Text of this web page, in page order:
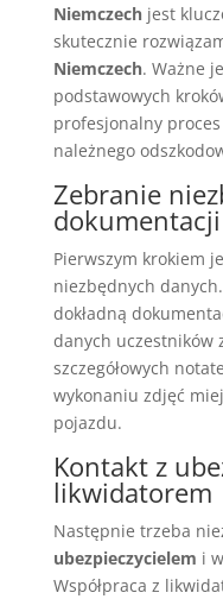
Niemczechjest
skutecznie
Niemczech. Ważne
podstawowych
profesjonalny
należnego
Zebranie
dokumentacji
Pierwszym krokiem
niezbędnych
dokładną
danych uczestników
szczegółowych
wykonaniu zdjęć
pojazdu.
Kontakt z
likwidatorem
Następnie trzeba
ubezpieczycielem i
Współpraca z